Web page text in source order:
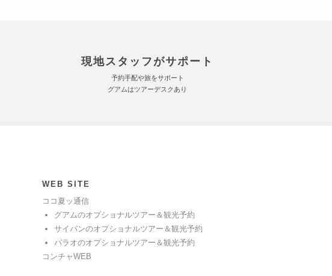
現地スタッフがサポート
予約手配や旅をサポート
グアムはツアーデスクあり
WEB SITE
ココ夏ッ通信
グアムのオプショナルツアー＆観光予約
サイパンのオプショナルツアー＆観光予約
パラオのオプショナルツアー＆観光予約
コンチャWEB